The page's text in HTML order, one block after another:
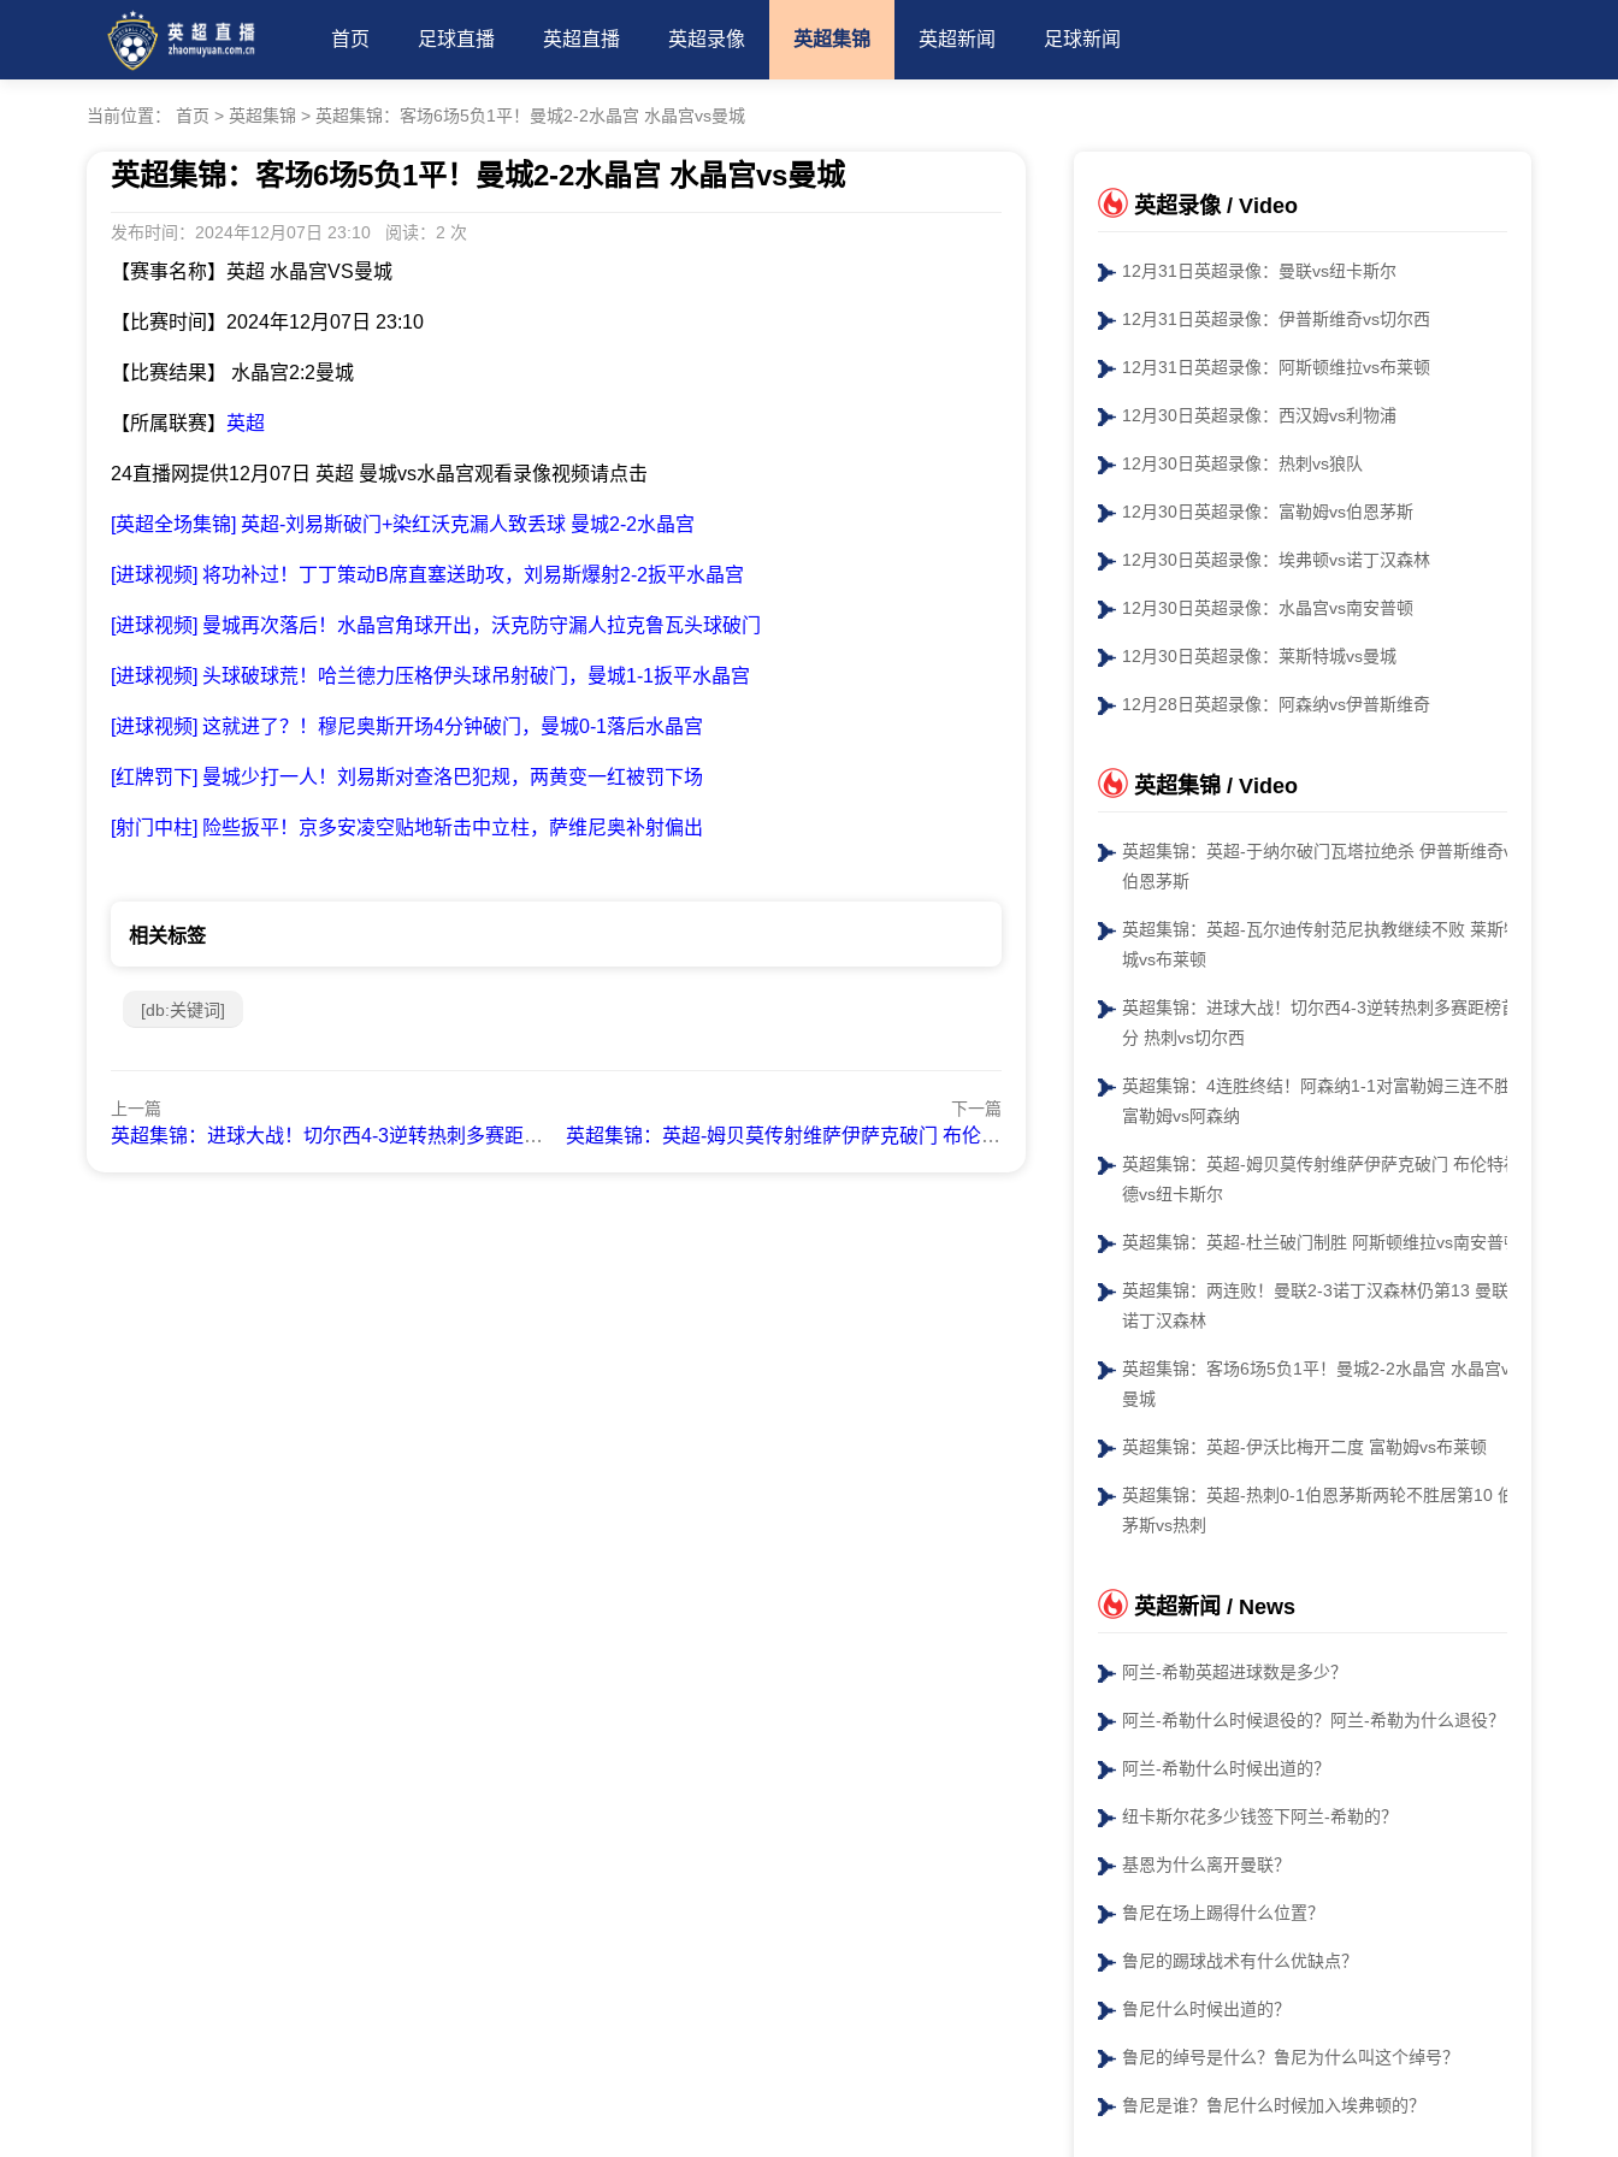
首页 足球直播 英超直播 英超录像 英超集锦 英超新闻 足球新闻
当前位置： 首页 > 英超集锦 > 英超集锦：客场6场5负1平！曼城2-2水晶宫 水晶宫vs曼城
英超集锦：客场6场5负1平！曼城2-2水晶宫 水晶宫vs曼城
发布时间：2024年12月07日 23:10 阅读： 2 次
【赛事名称】英超 水晶宫VS曼城
【比赛时间】2024年12月07日 23:10
【比赛结果】 水晶宫2:2曼城
【所属联赛】 英超
24直播网提供12月07日 英超 曼城vs水晶宫观看录像视频请点击
[英超全场集锦] 英超-刘易斯破门+染红沃克漏人致丢球 曼城2-2水晶宫
[进球视频] 将功补过！丁丁策动B席直塞送助攻，刘易斯爆射2-2扳平水晶宫
[进球视频] 曼城再次落后！水晶宫角球开出，沃克防守漏人拉克鲁瓦头球破门
[进球视频] 头球破球荒！哈兰德力压格伊头球吊射破门，曼城1-1扳平水晶宫
[进球视频] 这就进了？！穆尼奥斯开场4分钟破门，曼城0-1落后水晶宫
[红牌罚下] 曼城少打一人！刘易斯对查洛巴犯规，两黄变一红被罚下场
[射门中柱] 险些扳平！京多安凌空贴地斩击中立柱，萨维尼奥补射偏出
相关标签
[db:关键词]
上一篇
英超集锦：进球大战！切尔西4-3逆转热刺多赛距榜首4分 热刺vs切尔西
下一篇
英超集锦：英超-姆贝莫传射维萨伊萨克破门 布伦特福德vs纽卡斯尔
英超录像 / Video
12月31日英超录像：曼联vs纽卡斯尔
12月31日英超录像：伊普斯维奇vs切尔西
12月31日英超录像：阿斯顿维拉vs布莱顿
12月30日英超录像：西汉姆vs利物浦
12月30日英超录像：热刺vs狼队
12月30日英超录像：富勒姆vs伯恩茅斯
12月30日英超录像：埃弗顿vs诺丁汉森林
12月30日英超录像：水晶宫vs南安普顿
12月30日英超录像：莱斯特城vs曼城
12月28日英超录像：阿森纳vs伊普斯维奇
英超集锦 / Video
英超集锦：英超-于纳尔破门瓦塔拉绝杀 伊普斯维奇vs
伯恩茅斯
英超集锦：英超-瓦尔迪传射范尼执教继续不败 莱斯特
城vs布莱顿
英超集锦：进球大战！切尔西4-3逆转热刺多赛距榜首4
分 热刺vs切尔西
英超集锦：4连胜终结！阿森纳1-1对富勒姆三连不胜
富勒姆vs阿森纳
英超集锦：英超-姆贝莫传射维萨伊萨克破门 布伦特福
德vs纽卡斯尔
英超集锦：英超-杜兰破门制胜 阿斯顿维拉vs南安普顿
英超集锦：两连败！曼联2-3诺丁汉森林仍第13 曼联vs
诺丁汉森林
英超集锦：客场6场5负1平！曼城2-2水晶宫 水晶宫vs
曼城
英超集锦：英超-伊沃比梅开二度 富勒姆vs布莱顿
英超集锦：英超-热刺0-1伯恩茅斯两轮不胜居第10 伯恩
茅斯vs热刺
英超新闻 / News
阿兰-希勒英超进球数是多少？
阿兰-希勒什么时候退役的？阿兰-希勒为什么退役？
阿兰-希勒什么时候出道的？
纽卡斯尔花多少钱签下阿兰-希勒的？
基恩为什么离开曼联？
鲁尼在场上踢得什么位置？
鲁尼的踢球战术有什么优缺点？
鲁尼什么时候出道的？
鲁尼的绰号是什么？鲁尼为什么叫这个绰号？
鲁尼是谁？鲁尼什么时候加入埃弗顿的？